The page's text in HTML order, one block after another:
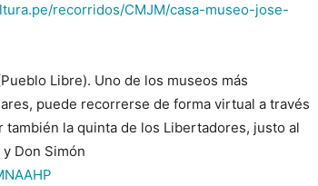
recorridos/CMJM/casa-museo-jose-
Libre). Uno de los museos más
puede recorrerse de forma virtual a través
la quinta de los Libertadores, justo al
Don Simón